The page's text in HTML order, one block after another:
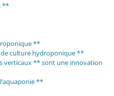
**
**
culture hydroponique **
verticaux ** sont une innovation
**